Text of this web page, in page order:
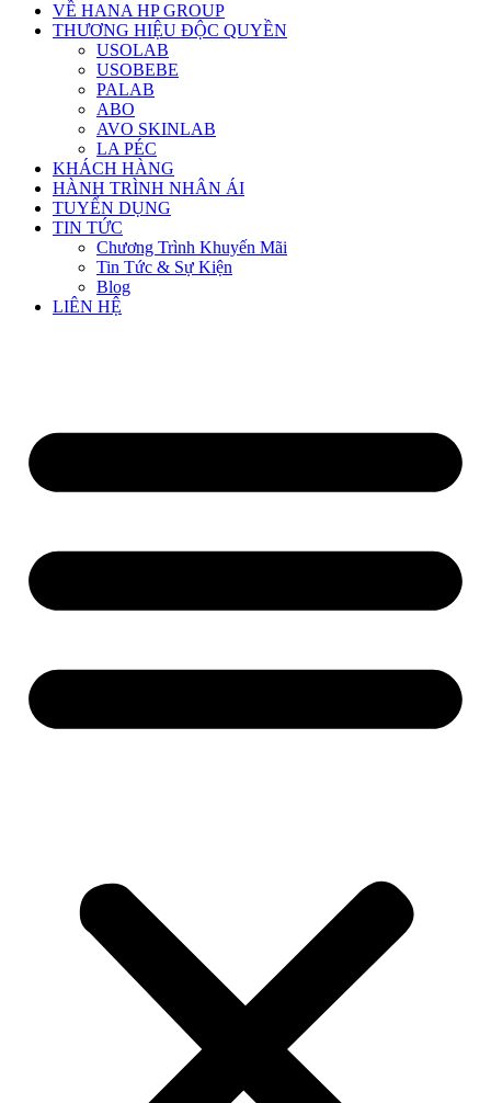
VỀ HANA HP GROUP
THƯƠNG HIỆU ĐỘC QUYỀN
USOLAB
USOBEBE
PALAB
ABO
AVO SKINLAB
LA PÉC
KHÁCH HÀNG
HÀNH TRÌNH NHÂN ÁI
TUYỂN DỤNG
TIN TỨC
Chương Trình Khuyến Mãi
Tin Tức & Sự Kiện
Blog
LIÊN HỆ